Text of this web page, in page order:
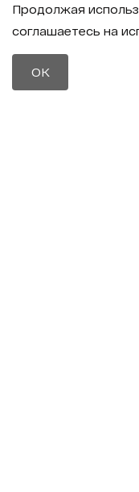
Политика
8 (800) 600-40-
Продолжая
соглашаетесь на
OK